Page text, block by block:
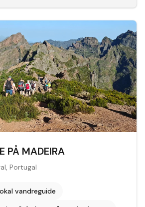
PÅ MADEIRA
Portugal
vandreguide